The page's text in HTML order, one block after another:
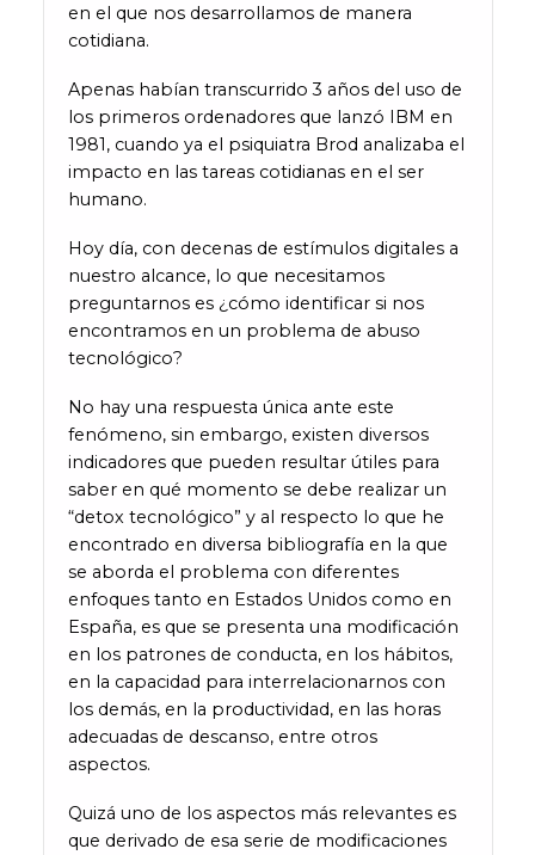
en el que nos desarrollamos de manera
cotidiana.
Apenas habían transcurrido 3 años del uso de
los primeros ordenadores que lanzó IBM en
1981, cuando ya el psiquiatra Brod analizaba el
impacto en las tareas cotidianas en el ser
humano.
Hoy día, con decenas de estímulos digitales a
nuestro alcance, lo que necesitamos
preguntarnos es ¿cómo identificar si nos
encontramos en un problema de abuso
tecnológico?
No hay una respuesta única ante este
fenómeno, sin embargo, existen diversos
indicadores que pueden resultar útiles para
saber en qué momento se debe realizar un
“detox tecnológico” y al respecto lo que he
encontrado en diversa bibliografía en la que
se aborda el problema con diferentes
enfoques tanto en Estados Unidos como en
España, es que se presenta una modificación
en los patrones de conducta, en los hábitos,
en la capacidad para interrelacionarnos con
los demás, en la productividad, en las horas
adecuadas de descanso, entre otros
aspectos.
Quizá uno de los aspectos más relevantes es
que derivado de esa serie de modificaciones